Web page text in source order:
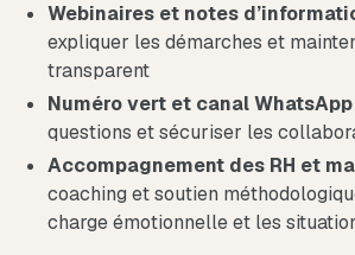
Webinaires et notes
expliquer les démarches et
transparent
Numéro vert et canal WhatsApp
questions et sécuriser les
Accompagnement des RH et
coaching et soutien
charge émotionnelle et les